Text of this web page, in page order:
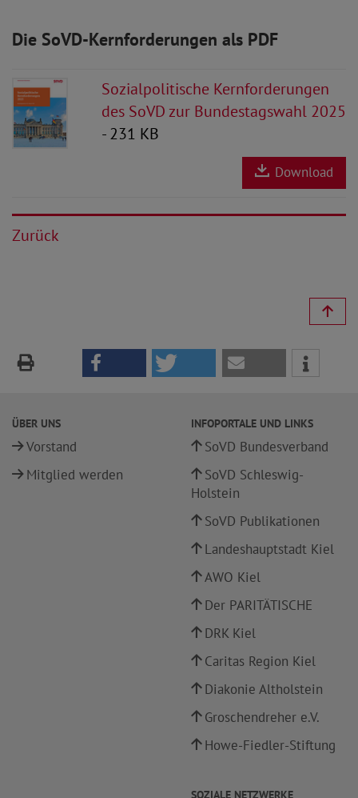
Die SoVD-Kernforderungen als PDF
Sozialpolitische Kernforderungen
des SoVD zur Bundestagswahl 2025
- 231 KB
Download
Zurück
ÜBER UNS
Vorstand
Mitglied werden
INFOPORTALE UND LINKS
SoVD Bundesverband
SoVD Schleswig-
Holstein
SoVD Publikationen
Landeshauptstadt Kiel
AWO Kiel
Der PARITÄTISCHE
DRK Kiel
Caritas Region Kiel
Diakonie Altholstein
Groschendreher e.V.
Howe-Fiedler-Stiftung
SOZIALE NETZWERKE